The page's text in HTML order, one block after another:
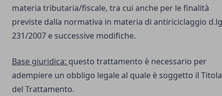
materia tributaria/fiscale, tra cui anche per le finalità
previste dalla normativa in materia di antiriciclaggio
231/2007 e successive modifiche.
Base giuridica: questo trattamento è necessario per
adempiere un obbligo legale al quale è soggetto il
del Trattamento.